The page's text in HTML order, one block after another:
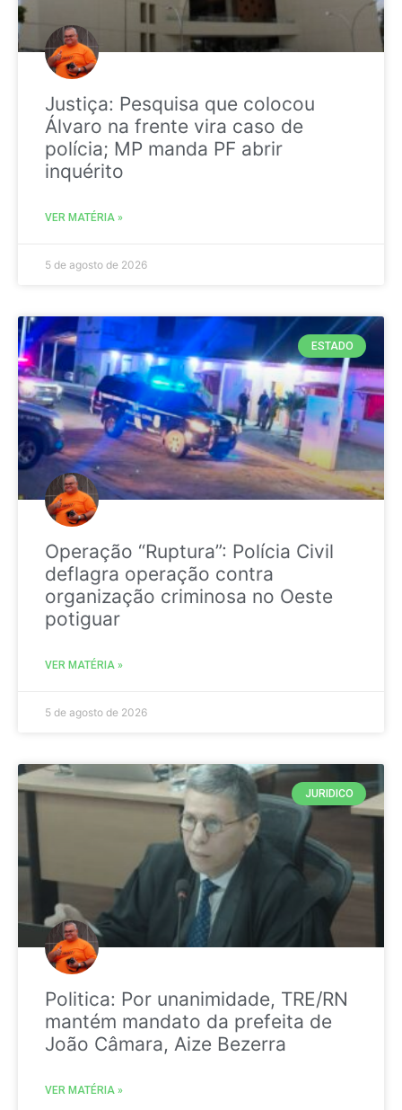
Justiça: Pesquisa que colocou
Álvaro na frente vira caso de
polícia; MP manda PF abrir
inquérito
VER MATÉRIA »
5 de agosto de 2026
ESTADO
Operação “Ruptura”: Polícia Civil
deflagra operação contra
organização criminosa no Oeste
potiguar
VER MATÉRIA »
5 de agosto de 2026
JURIDICO
Politica: Por unanimidade, TRE/RN
mantém mandato da prefeita de
João Câmara, Aize Bezerra
VER MATÉRIA »